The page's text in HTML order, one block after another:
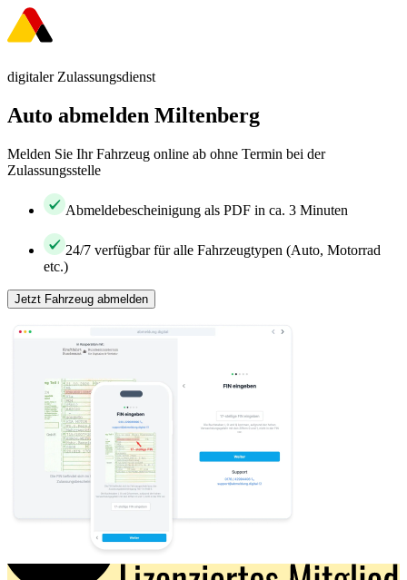
digitaler Zulassungsdienst
Auto abmelden Miltenberg
Melden Sie Ihr Fahrzeug online ab ohne Termin bei der
Zulassungsstelle
Abmeldebescheinigung als PDF in ca. 3 Minuten
24/7 verfügbar für alle Fahrzeugtypen (Auto, Motorrad
etc.)
Jetzt Fahrzeug abmelden